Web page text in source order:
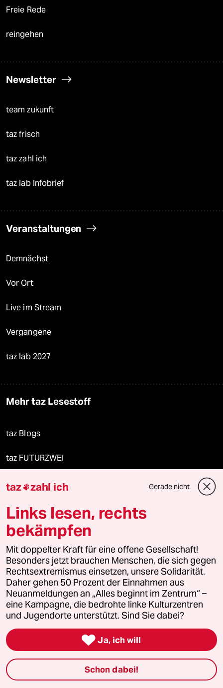
Freie Rede
reingehen
Newsletter
team zukunft
taz frisch
taz zahl ich
taz lab Infobrief
Veranstaltungen
Demnächst
Vor Ort
Live im Stream
Vergangene
taz lab 2027
Mehr taz Lesestoff
taz Blogs
taz FUTURZWEI
Le Monde diplomatique
taz Archiv
Mehr taz Angebote
Reisen
Kantine
Shop
Anzeigen
taz zahl ich Gerade nicht
Links lesen, rechts
bekämpfen
Mit doppelter Kraft für eine offene Gesellschaft!
Besonders jetzt brauchen Menschen, die sich gegen
Rechtsextremismus einsetzen, unsere Solidarität.
Daher gehen 50 Prozent der Einnahmen aus
Neuanmeldungen an „Alles beginnt im Zentrum“ –
eine Kampagne, die bedrohte linke Kulturzentren
und Jugendorte unterstützt. Sind Sie dabei?
 Ja, ich will
Schon dabei!